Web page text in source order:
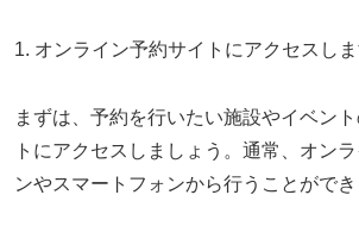
1. オンライン予約サイトにアクセスしま
まずは、予約を行いたい施設やイベン
トにアクセスしましょう。通常、オン
ンやスマートフォンから行うことができ